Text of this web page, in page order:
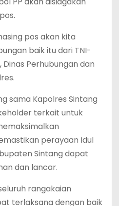
pos akan kita
baik itu dari TNI-
Dinas Perhubungan dan
sama Kapolres Sintang
terkait untuk
perayaan Idul
Sintang dapat
dan lancar.
rangakaian
terlaksana dengan baik